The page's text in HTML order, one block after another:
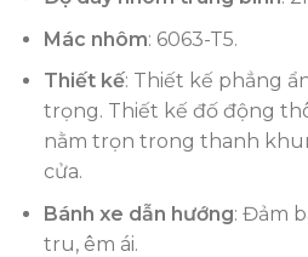
Mác nhôm: 6063-T5.
Thiết kế: Thiết kế phẳng
trọng. Thiết kế đố động
nằm trọn trong thanh
cửa.
Bánh xe dẫn hướng: Đảm
tru, êm ái.